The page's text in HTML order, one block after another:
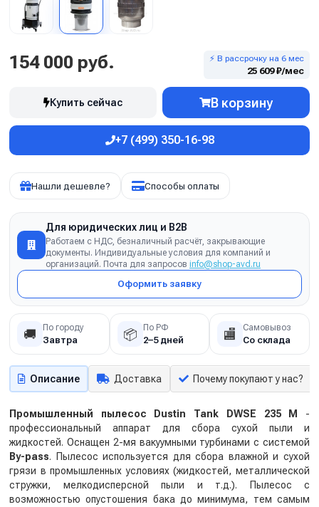
154 000 руб. ⚡ В рассрочку на 6 мес
25 609 ₽/мес
Купить сейчас В корзину
+7 (499) 350-16-98
Нашли дешевле? Способы оплаты
Для юридических лиц и B2B
Работаем с НДС, безналичный расчёт, закрывающие
документы. Индивидуальные условия для компаний и
организаций. Почта для запросов info@shop-avd.ru
Оформить заявку
🚚 По городу
Завтра 📦 По РФ
2–5 дней 🏬 Самовывоз
Со склада
Описание Доставка Почему покупают у нас?
Промышленный пылесос Dustin Tank DWSE 235 M
-
профессиональный аппарат для сбора сухой пыли и
жидкостей. Оснащен 2-мя вакуумными турбинами с системой
By-pass. Пылесос используется для сбора влажной и сухой
грязи в промышленных условиях (жидкостей, металлической
стружки, мелкодисперсной пыли и т.д.). Пылесос с
возможностью опустошения бака до минимума, тем самым